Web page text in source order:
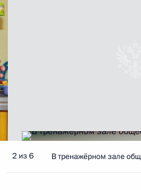
2 из 6 В тренажёрном зале